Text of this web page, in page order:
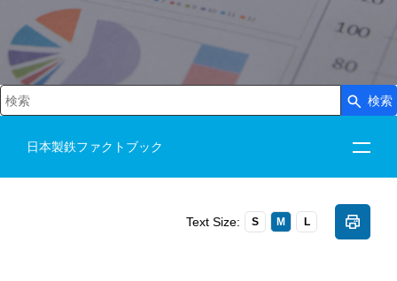
検索キーワード入力
検索
日本製鉄ファクトブック
Text Size: S M L